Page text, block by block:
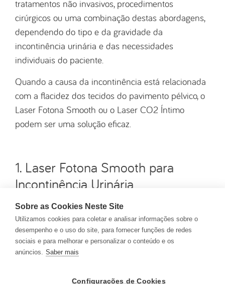
Sobre as Cookies Neste Site
Utilizamos cookies para coletar e analisar informações sobre o
desempenho e o uso do site, para fornecer funções de redes
sociais e para melhorar e personalizar o conteúdo e os
anúncios. Saber mais
Configurações de Cookies
tratamentos não invasivos, procedimentos
cirúrgicos ou uma combinação destas abordagens,
dependendo do tipo e da gravidade da
incontinência urinária e das necessidades
individuais do paciente.
Quando a causa da incontinência está relacionada
com a flacidez dos tecidos do pavimento pélvico, o
Laser Fotona Smooth ou o Laser CO2 Íntimo
podem ser uma solução eficaz.
1. Laser Fotona Smooth para
Incontinência Urinária
OLaser Fotona Smoothé uma tecnologia avançada
e minimamente invasiva que atua na regeneração
dos tecidos do pavimento pélvico, ajudando a
restaurar o suporte da uretra e a melhorar os